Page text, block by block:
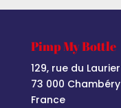
Pimp My Bottle
129, rue du Laurier
73 000 Chambéry
France